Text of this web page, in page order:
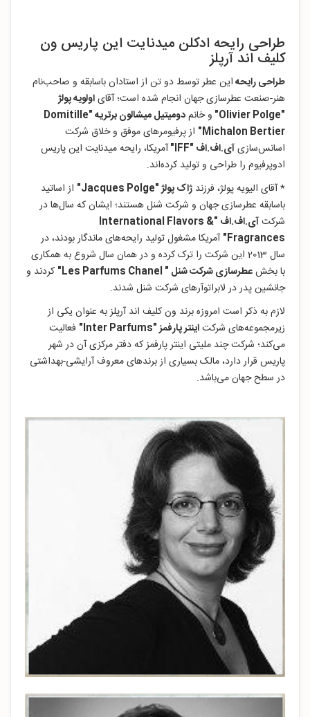
طراحی رایحه ادکلن میدنایت این پاریس ون
کلیف اند آرپلز
طراحی رایحهاین عطر توسط دو تن از استادان باسابقه و صاحب‌نام
هنر-صنعت عطرسازی جهان انجام شده است؛ آقایاولویه پولژ
"Olivier Polge"
و خانمدومیتیل میشالون برتریه "Domitille
Michalon Bertier" از پرفیومرهای موفق و خلاق شرکت
اسانس‌سازیآی.اف.اف "IFF"
آمریکا، رایحه میدنایت این پاریس
ادوپرفیوم را طراحی و تولید کرده‌اند.
* آقای الیویه پولژ، فرزند ژاک پولژ "Jacques Polge"
از اساتید
باسابقه عطرسازی جهان و شرکت شنل هستند؛ ایشان که سال‌ها در
شرکت
آی.اف.اف "International Flavors &
Fragrances" آمریکا مشغول تولید رایحه‌های ماندگار بودند، در
سال 2013 این شرکت را ترک کرده و در همان سال شروع به همکاری
با بخشعطرسازی شرکت شنل " Les Parfums Chanel"
کردند و
جانشین پدر در لابراتوآرهای شرکت شنل شدند.
لازم به ذکر است امروزه برند ون کلیف اند آرپلز به عنوان یکی از
زیرمجموعه‌های شرکتاینتر پارفمز "Inter Parfums"
فعالیت
می‌کند؛ شرکت چند ملیتی اینتر پارفمز که دفتر مرکزی آن در شهر
پاریس قرار دارد، مالک بسیاری از برندهای معروف آرایشی-بهداشتی
در سطح جهان می‌باشد.